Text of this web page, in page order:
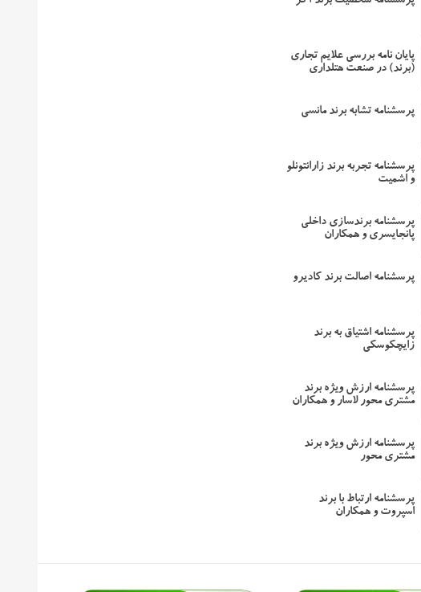
پایان نامه بررسی علایم تجاری
(برند) در صنعت هتلداری
پرسشنامه تشابه برند مانسی
پرسشنامه تجربه برند زارانتونلو
و اشمیت
پرسشنامه برندسازی داخلی
پانجایسری و همکاران
پرسشنامه اصالت برند کادیرو
پرسشنامه اشتیاق به برند
زایچکوسکی
پرسشنامه ارزش ویژه برند
مشتری محور لاسار و همکاران
پرسشنامه ارزش ویژه برند
مشتری محور
پرسشنامه ارتباط با برند
اسپروت و همکاران